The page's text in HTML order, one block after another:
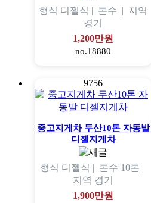
형식 디젤식 | 톤수 | 지역
경기
1,200만원
no.18880
9756
중고지게차 두산10톤 자동발
디젤지게차
형식 디젤식 | 톤수 10톤 |
지역 경기
1,900만원